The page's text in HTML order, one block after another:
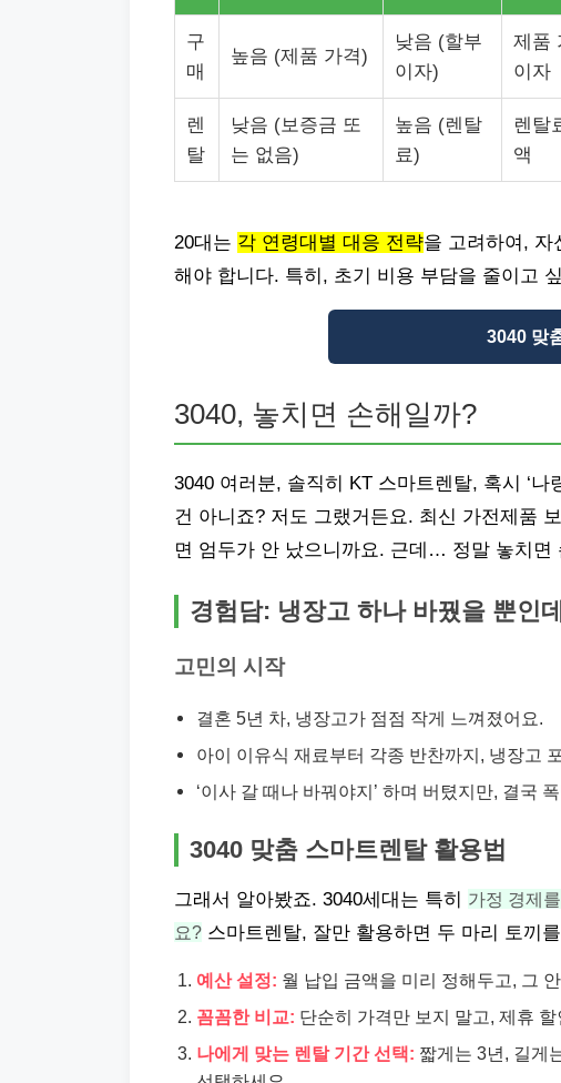
구
매
높음 (제품 가격)
낮음 (할부
이자)
제품
이자
렌
탈
낮음 (보증금 또
는 없음)
높음 (렌탈
료)
렌탈
액
20대는 각 연령대별 대응 전략을 고려하여, 자
해야 합니다. 특히, 초기 비용 부담을 줄이고
3040 맞
3040, 놓치면 손해일까?
3040 여러분, 솔직히 KT 스마트렌탈, 혹시 ‘
건 아니죠? 저도 그랬거든요. 최신 가전제품
면 엄두가 안 났으니까요. 근데… 정말 놓치면
경험담: 냉장고 하나 바꿨을 뿐인
고민의 시작
결혼 5년 차, 냉장고가 점점 작게 느껴졌어요.
아이 이유식 재료부터 각종 반찬까지, 냉장고
‘이사 갈 때나 바꿔야지’ 하며 버텼지만, 결국
3040 맞춤 스마트렌탈 활용법
그래서 알아봤죠. 3040세대는 특히 가정 경제
요? 스마트렌탈, 잘만 활용하면 두 마리 토끼
예산 설정: 월 납입 금액을 미리 정해두고, 그
꼼꼼한 비교: 단순히 가격만 보지 말고, 제휴
나에게 맞는 렌탈 기간 선택: 짧게는 3년, 길게